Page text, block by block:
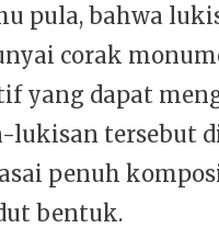
pula, bahwa
corak
yang dapat
lukisan tersebut
penuh
bentuk.